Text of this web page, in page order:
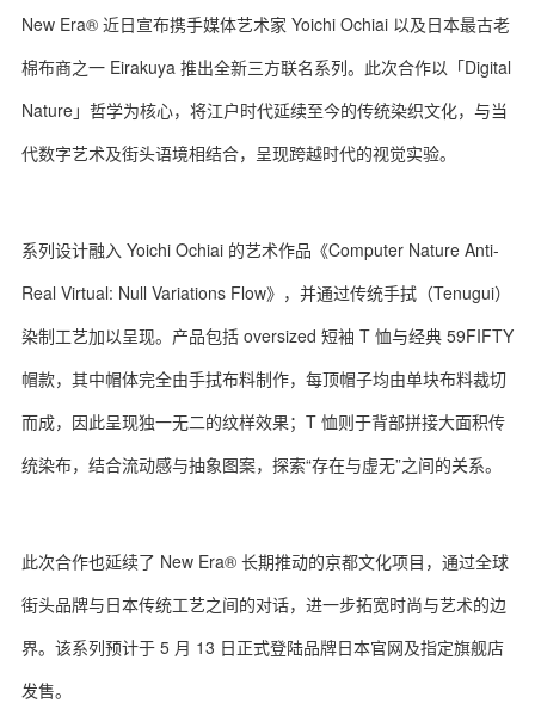
New Era® 近日宣布携手媒体艺术家 Yoichi Ochiai 以及日本最古老
棉布商之一 Eirakuya 推出全新三方联名系列。此次合作以「Digital
Nature」哲学为核心，将江户时代延续至今的传统染织文化，与当
代数字艺术及街头语境相结合，呈现跨越时代的视觉实验。
系列设计融入 Yoichi Ochiai 的艺术作品《Computer Nature Anti-
Real Virtual: Null Variations Flow》，并通过传统手拭（Tenugui）
染制工艺加以呈现。产品包括 oversized 短袖 T 恤与经典 59FIFTY
帽款，其中帽体完全由手拭布料制作，每顶帽子均由单块布料裁切
而成，因此呈现独一无二的纹样效果；T 恤则于背部拼接大面积传
统染布，结合流动感与抽象图案，探索“存在与虚无”之间的关系。
此次合作也延续了 New Era® 长期推动的京都文化项目，通过全球
街头品牌与日本传统工艺之间的对话，进一步拓宽时尚与艺术的边
界。该系列预计于 5 月 13 日正式登陆品牌日本官网及指定旗舰店
发售。